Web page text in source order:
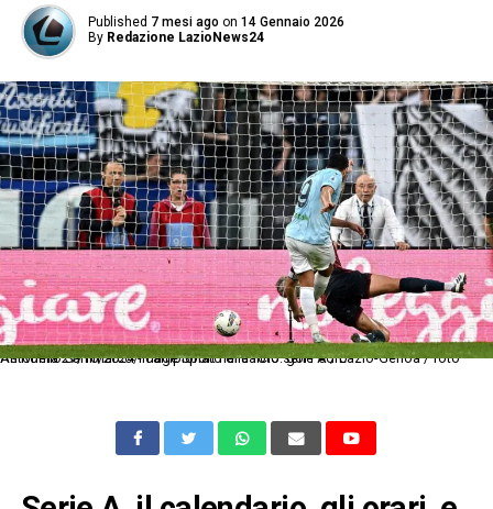
Published 7 mesi ago on 14 Gennaio 2026
By Redazione LazioNews24
As Roma 27/10/2024 - campionato di calcio serie A / Lazio-Genoa / foto Antonello Sammarco/Image Sport nella foto: gol Pedro